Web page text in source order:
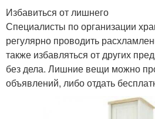
Избавиться от лишнего
Специалисты по организации
регулярно проводить
также избавляться от других
без дела. Лишние вещи можно
объявлений, либо отдать